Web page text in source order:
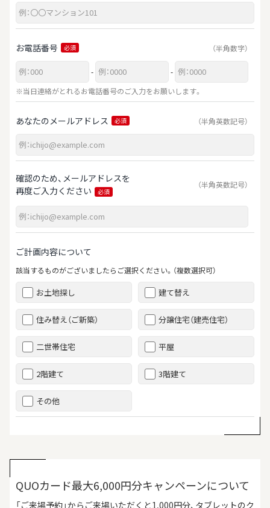
お電話番号 必須 （半角数字）
-
-
※当日連絡がとれるお電話番号のご入力をお願いします。
あなたのメールアドレス 必須 （半角英数記号）
確認のため、メールアドレスを
再度ご入力ください
必須
（半角英数記号）
ご計画内容について
該当するものがございましたらご選択ください。（複数選択可）
お土地探し 建て替え
住み替え（ご新築） 分譲住宅（建売住宅）
二世帯住宅 平屋
2階建て 3階建て
その他
QUOカード最大6,000円分キャンペーンについて
「ご来場予約」からご来場いただくと1,000円分、タブレットのク